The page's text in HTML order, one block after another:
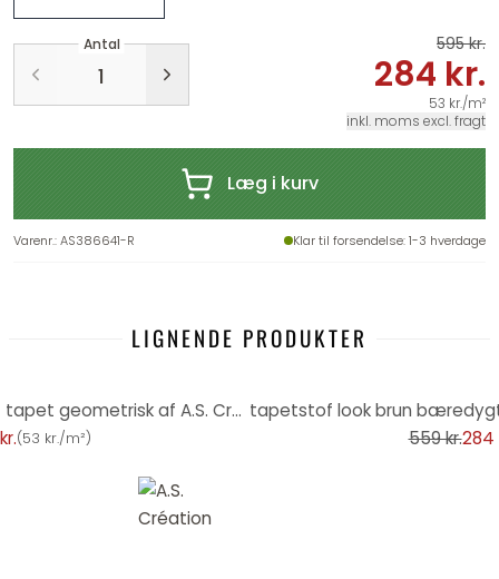
Antal 595 kr.
284 kr.
53 kr./m²
inkl. moms excl. fragt
Læg i kurv
Varenr.:AS386641-R Klar til forsendelse: 1-3 hverdage
LIGNENDE PRODUKTER
3D tapet pvc-fri - ikke-vævet tapet geometrisk af A.S. Création blå beige 385063
(53 kr./m²) 559 kr.284